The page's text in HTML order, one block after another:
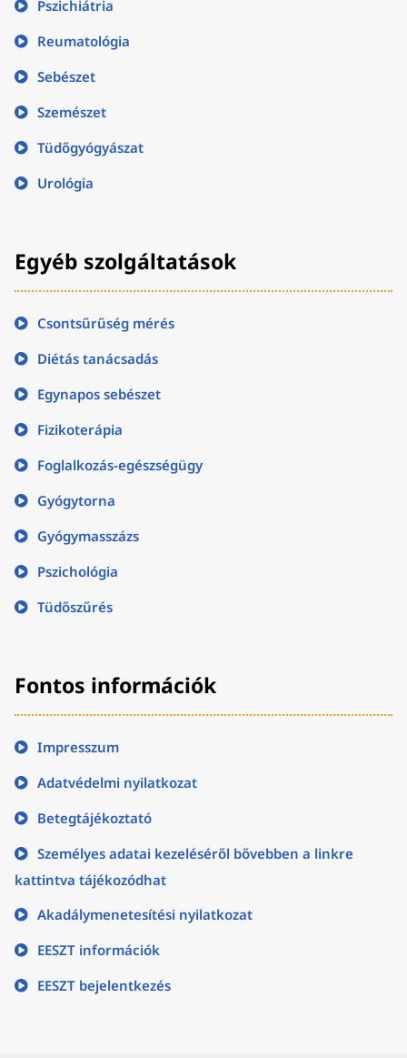
Pszichiátria
Reumatológia
Sebészet
Szemészet
Tüdőgyógyászat
Urológia
Egyéb szolgáltatások
Csontsűrűség mérés
Diétás tanácsadás
Egynapos sebészet
Fizikoterápia
Foglalkozás-egészségügy
Gyógytorna
Gyógymasszázs
Pszichológia
Tüdőszűrés
Fontos információk
Impresszum
Adatvédelmi nyilatkozat
Betegtájékoztató
Személyes adatai kezeléséről bővebben a linkre
kattintva tájékozódhat
Akadálymenetesítési nyilatkozat
EESZT információk
EESZT bejelentkezés